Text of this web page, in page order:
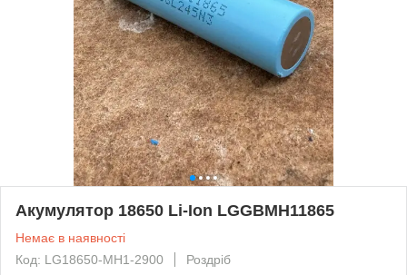
Акумулятор 18650 Li-Ion LGGBMH11865
Немає в наявності
Код: LG18650-MH1-2900
Роздріб